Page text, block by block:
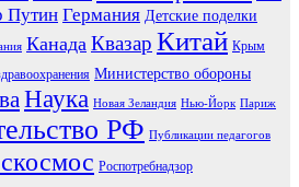
Путин Германия Детские поделки
Канада Квазар Китай Крым
Министерство обороны
Наука Новая Зеландия Нью-Йорк Париж
РФ Публикации педагогов
Роспотребнадзор